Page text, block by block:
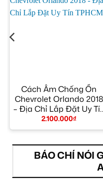
Cách Âm Chống Ồn
Chevrolet Orlando 2018
– Địa Chỉ Lắp Đặt Uy
TPHCM
2.100.000₫
BÁO CHÍ NÓI